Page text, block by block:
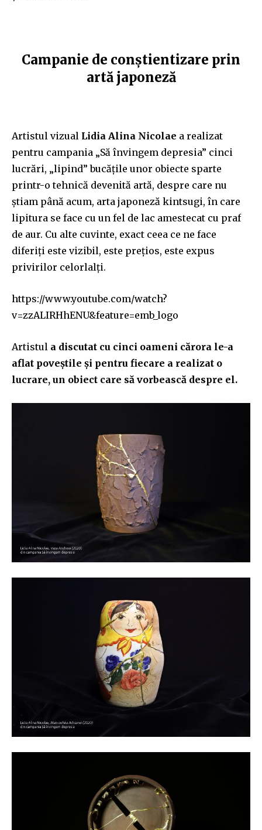
Campanie de conștientizare prin
artă japoneză
Artistul vizual Lidia Alina Nicolae a realizat
pentru campania „Să învingem depresia” cinci
lucrări, „lipind” bucățile unor obiecte sparte
printr-o tehnică devenită artă, despre care nu
știam până acum, arta japoneză kintsugi, în care
lipitura se face cu un fel de lac amestecat cu praf
de aur. Cu alte cuvinte, exact ceea ce ne face
diferiți este vizibil, este prețios, este expus
privirilor celorlalți.
https://www.youtube.com/watch?
v=zzALIRHhENU&feature=emb_logo
Artistul a discutat cu cinci oameni cărora le-a
aflat poveștile și pentru fiecare a realizat o
lucrare, un obiect care să vorbească despre el.